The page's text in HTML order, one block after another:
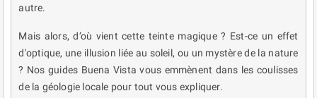
autre.
Mais alors, d’où vient cette teinte magique ? Est-ce un effet
d'optique, une illusion liée au soleil, ou un mystère de la nature
? Nos guides Buena Vista vous emmènent dans les coulisses
de la géologie locale pour tout vous expliquer.